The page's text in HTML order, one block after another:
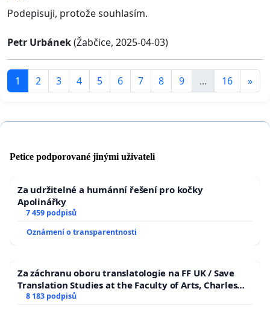
Podepisuji, protože souhlasím.
Petr Urbánek(Žabčice, 2025-04-03)
1 2 3 4 5 6 7 8 9 ... 16 »
Petice podporované jinými uživateli
Za udržitelné a humánní řešení pro kočky
Apolinářky
7 459 podpisů
Oznámení o transparentnosti
Za záchranu oboru translatologie na FF UK / Save
Translation Studies at the Faculty of Arts, Charles
University
8 183 podpisů